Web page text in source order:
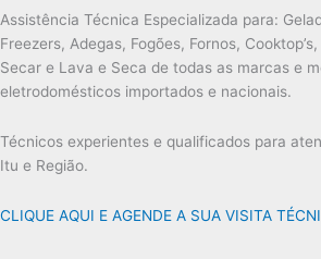
Assistência Técnica Especializada para:
Freezers, Adegas, Fogões, Fornos,
Secar e Lava e Seca de todas as marcas e
eletrodomésticos importados e nacionais.
Técnicos experientes e qualificados para
Itu e Região.
CLIQUE AQUI E AGENDE A SUA VISITA